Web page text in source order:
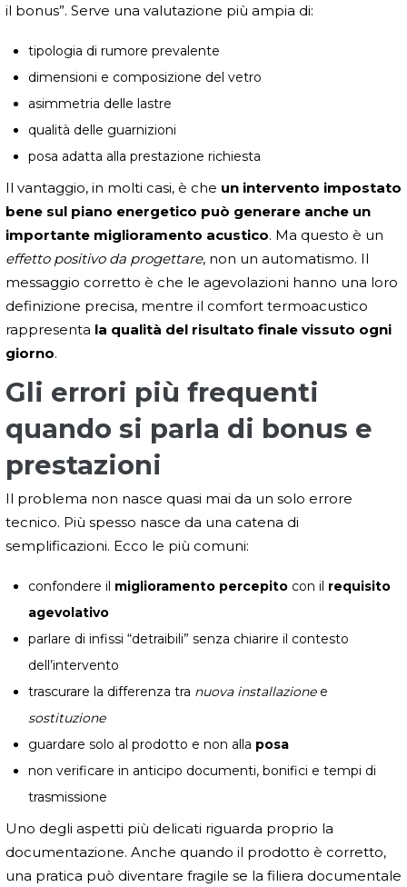
il bonus”. Serve una valutazione più ampia di:
tipologia di rumore prevalente
dimensioni e composizione del vetro
asimmetria delle lastre
qualità delle guarnizioni
posa adatta alla prestazione richiesta
Il vantaggio, in molti casi, è che un intervento impostato
bene sul piano energetico può generare anche un
importante miglioramento acustico. Ma questo è un
effetto positivo da progettare, non un automatismo. Il
messaggio corretto è che le agevolazioni hanno una loro
definizione precisa, mentre il comfort termoacustico
rappresenta la qualità del risultato finale vissuto ogni
giorno.
Gli errori più frequenti
quando si parla di bonus e
prestazioni
Il problema non nasce quasi mai da un solo errore
tecnico. Più spesso nasce da una catena di
semplificazioni. Ecco le più comuni:
confondere il miglioramento percepito con il requisito
agevolativo
parlare di infissi “detraibili” senza chiarire il contesto
dell’intervento
trascurare la differenza tra nuova installazionee
sostituzione
guardare solo al prodotto e non alla posa
non verificare in anticipo documenti, bonifici e tempi di
trasmissione
Uno degli aspetti più delicati riguarda proprio la
documentazione. Anche quando il prodotto è corretto,
una pratica può diventare fragile se la filiera documentale